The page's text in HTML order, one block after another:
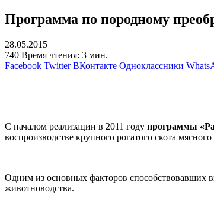
Программа по породному
28.05.2015
740 Время чтения: 3 мин.
Facebook Twitter ВКонтакте Одноклассники
С началом реализации в 2011 году программы
воспроизводстве крупного рогатого скота
Одним из основных факторов способствовавших
животноводства.